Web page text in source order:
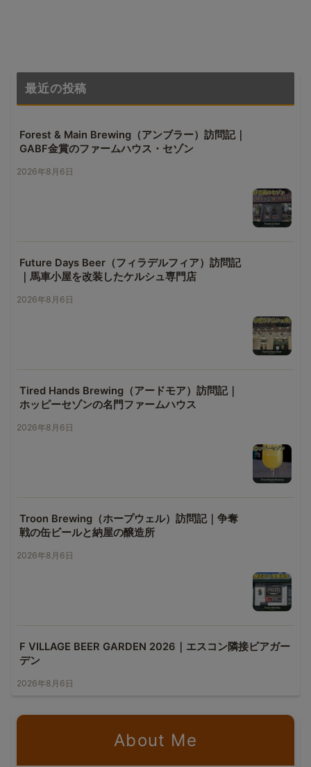
最近の投稿
Forest & Main Brewing（アンブラー）訪問記｜
GABF金賞のファームハウス・セゾン
2026年8月6日
Future Days Beer（フィラデルフィア）訪問記
｜馬車小屋を改装したケルシュ専門店
2026年8月6日
Tired Hands Brewing（アードモア）訪問記｜
ホッピーセゾンの名門ファームハウス
2026年8月6日
Troon Brewing（ホープウェル）訪問記｜争奪
戦の缶ビールと納屋の醸造所
2026年8月6日
F VILLAGE BEER GARDEN 2026｜エスコン隣接ビアガー
デン
2026年8月6日
About Me